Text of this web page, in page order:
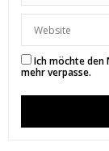
Ich möchte den
mehr verpasse.